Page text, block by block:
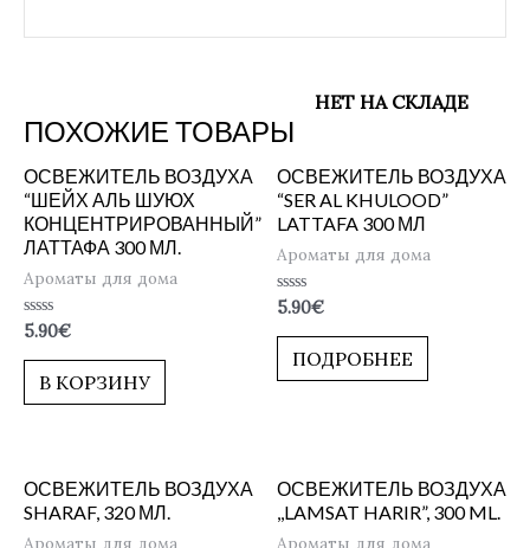
ПОХОЖИЕ ТОВАРЫ
ОСВЕЖИТЕЛЬ ВОЗДУХА
“ШЕЙХ АЛЬ ШУЮХ
КОНЦЕНТРИРОВАННЫЙ”
ЛАТТАФА 300 МЛ.
Ароматы для дома
Оценка
из
5.90€
В КОРЗИНУ
НЕТ НА СКЛАДЕ
ОСВЕЖИТЕЛЬ ВОЗДУХА
“SER AL KHULOOD”
LATTAFA 300 МЛ
Ароматы для дома
Оценка
из
5.90€
ПОДРОБНЕЕ
ОСВЕЖИТЕЛЬ ВОЗДУХА
SHARAF, 320 МЛ.
Ароматы для дома
ОСВЕЖИТЕЛЬ ВОЗДУХА
,,LAMSAT HARIR”, 300 ML.
Ароматы для дома